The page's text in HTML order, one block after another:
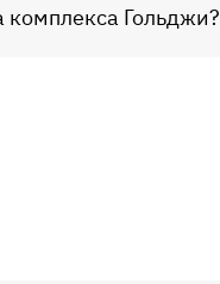
Гольджи?